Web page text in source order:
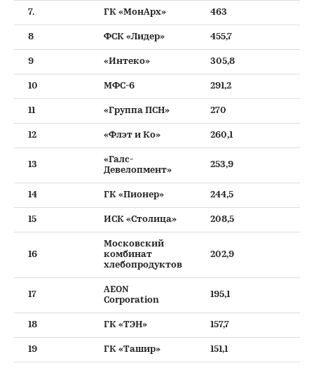
7. ГК «МонАрх» 463
8 ФСК «Лидер» 455,7
9 «Интеко» 305,8
10 МФС-6 291,2
11 «Группа ПСН» 270
12 «Флэт и Ко» 260,1
13
«Галс-
Девелопмент»
253,9
14 ГК «Пионер» 244,5
15 ИСК «Столица» 208,5
16
Московский
комбинат
хлебопродуктов
202,9
17
AEON
Corporation
195,1
18 ГК «ТЭН» 157,7
19 ГК «Ташир» 151,1